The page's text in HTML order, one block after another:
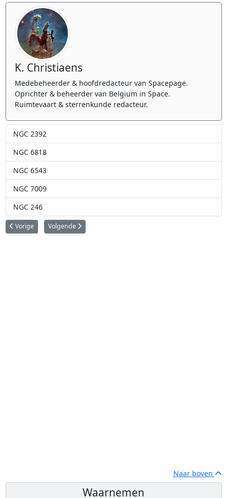
K. Christiaens
Medebeheerder & hoofdredacteur van Spacepage.
Oprichter & beheerder van Belgium in Space.
Ruimtevaart & sterrenkunde redacteur.
NGC 2392
NGC 6818
NGC 6543
NGC 7009
NGC 246
Vorig artikel: NGC 1931
Vorige Volgende artikel: NGC 2024
Volgende
Naar boven
Waarnemen